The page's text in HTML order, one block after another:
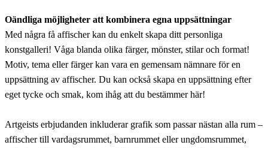
Oändliga möjligheter att kombinera egna uppsättningar
Med några få affischer kan du enkelt skapa ditt personliga
konstgalleri! Våga blanda olika färger, mönster, stilar och format!
Motiv, tema eller färger kan vara en gemensam nämnare för en
uppsättning av affischer. Du kan också skapa en uppsättning efter
eget tycke och smak, kom ihåg att du bestämmer här!
Artgeists erbjudanden inkluderar grafik som passar nästan alla rum –
affischer till vardagsrummet, barnrummet eller ungdomsrummet,